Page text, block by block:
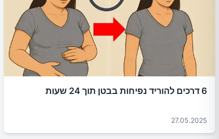
6 דרכים להוריד נפיחות בבטן תוך 24 שעות
27.05.2025